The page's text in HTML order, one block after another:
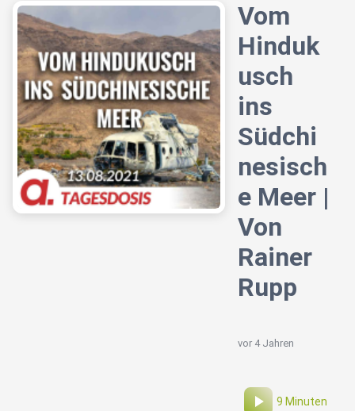
Vom
Hinduk
usch
ins
Südchi
nesisch
e Meer |
Von
Rainer
Rupp
vor 4 Jahren
9 Minuten